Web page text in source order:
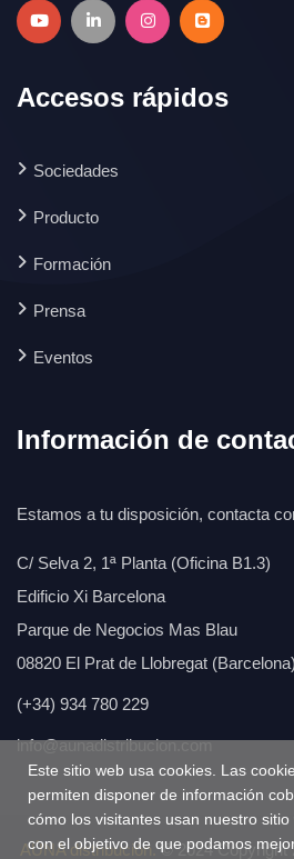
Accesos rápidos
Sociedades
Producto
Formación
Prensa
Eventos
Información de
Estamos a tu disposición, contacta
C/ Selva 2, 1ª Planta (Oficina B1.3)
Edificio Xi Barcelona
Parque de Negocios Mas Blau
08820 El Prat de Llobregat (Barcelona)
(+34) 934 780 229
info@aunadistribucion.com
AÚNA distribución.© 2024 Copyright
Este sitio web usa cookies. Las
permiten disponer de información
cómo los visitantes usan nuestro sitio
con el objetivo de que podamos